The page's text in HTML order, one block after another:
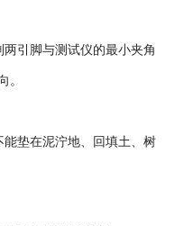
两引脚与测试仪的最小夹角
。
垫在泥泞地、回填土、树